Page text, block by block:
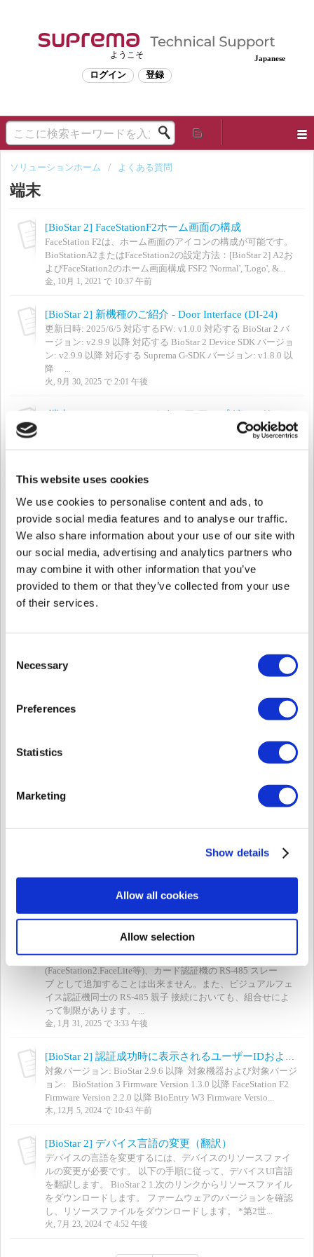
This website uses cookies
We use cookies to personalise content and ads, to
provide social media features and to analyse our traffic.
We also share information about your use of our site with
our social media, advertising and analytics partners who
may combine it with other information that you’ve
provided to them or that they’ve collected from your use
of their services.
Selection
Necessary
Preferences
Statistics
Marketing
Show details
Allow all cookies
Allow selection
Japanese
ようこそ
ログイン 登録
ソリューションホーム よくある質問
端末
[BioStar 2] FaceStationF2ホーム画面の構成
FaceStation F2は、ホーム画面のアイコンの構成が可能です。
BioStationA2またはFaceStation2の設定方法：[BioStar 2] A2お
よびFaceStation2のホーム画面構成 FSF2 'Normal', 'Logo', &...
金, 10月 1, 2021 で 10:37 午前
[BioStar 2] 新機種のご紹介 - Door Interface (DI-24)
更新日時: 2025/6/5 対応するFW: v1.0.0 対応する BioStar 2 バ
ージョン: v2.9.9 以降 対応する BioStar 2 Device SDK バージョ
ン: v2.9.9 以降 対応する Suprema G-SDK バージョン: v1.8.0 以
降 ...
火, 9月 30, 2025 で 2:01 午後
更新: 2024/9/24 屋外向けコンパクトRFIDリーダーとなる
XPass D2は 、ファームウェアのアップグレードに2段階の手順
Firmware ...
以下の端末 および ファームウェアバージョンは、2037年12月
31日までのユーザー有効期限をサポートしています。 ユーザ
ー有効期限について懸念がある場合は、お客様のサイトにあ
るデバイスのファームウェアを アップグレードしてくださ
い。 ・関連記事 ・BioStar 2 (v2.9.5 以上) ...
火, 9月 30, 2025 で 8:25 午前
更新日時: 2025/6/5 対応するFW: v1.0.0_20250218 対応する
Biostar2 バージョン: v2.9.9 以降 対応する BioStar 2 Device
火, 6月 24, 2025 で 5:18 午後
[BioStar 2] FaceStationF2v1.1.4とBioStar2 v2.9.8の接続結果
1. 端末追加 結果： →以下のポップアップ画面が出ます
しましたが実はどのSuprema端末でも追加出来ます） 結果：
→うまく出来ます 3. ドア作成 結果： →うまく出来ます ...
BioStar 2 対応 バージョン: v2.9.7 以降 BioStar 2 Device SDK 対
2024/10/17 更新 ビジュアルフェイス認証機は、指紋、IR顔
(FaceStation2.FaceLite等)、カード認証機の RS-485 スレー
ブ として追加することは出来ません。また、ビジュアルフェ
イス認証機同士の RS-485 親子 接続においても、組合せによ
って制限があります。 ...
金, 1月 31, 2025 で 3:33 午後
対象バージョン: BioStar 2.9.6 以降 対象機器および対象バージ
ョン: BioStation 3 Firmware Version 1.3.0 以降 FaceStation F2
Firmware Version 2.2.0 以降 BioEntry W3 Firmware Versio...
木, 12月 5, 2024 で 10:43 午前
[BioStar 2] デバイス言語の変更（翻訳）
デバイスの言語を変更するには、デバイスのリソースファイ
ルの変更が必要です。 以下の手順に従って、デバイスUI言語
を翻訳します。 BioStar 2 1.次のリンクからリソースファイル
をダウンロードします。 ファームウェアのバージョンを確認
し、リソースファイルをダウンロードします。 *第2世...
火, 7月 23, 2024 で 4:52 午後